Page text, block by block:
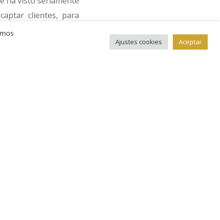
clientes, para
el Casco Histórico,
Ajustes cookies Aceptar